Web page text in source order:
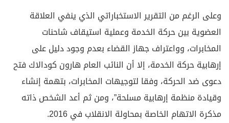
وعلى الرغم من التقرير الاستخباراتي الذي ينفي العلاقة
العضوية بين حركة الخدمة وعملية استيقاف شاحنات
المخابرات، وواعتراف جهاز القضاء بعدم وجود دليل على
إرهابية حركة الخدمة، إلا أن النائب العام هارون كودالاك فتح
دعوى ضد الحركة، وفقا لتوجيهات المخابرات، بتهمة إنشاء
وقيادة منظمة إرهابية مسلحة”، ومن ثم أعد الشخص ذاته
مذكرة الاتهام الخاصة بمحاولة الانقلاب في 2016.